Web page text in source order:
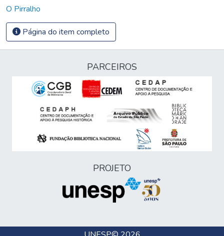
O Pirralho
Página do item completo
PARCEIROS
PROJETO